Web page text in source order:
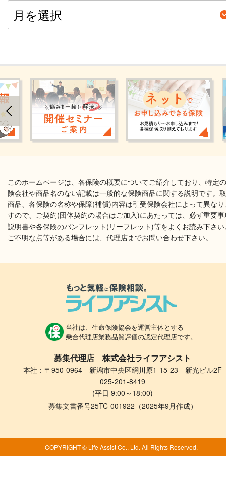
このホームページは、各保険の概要についてご紹介しており、特定
険会社や商品名のない記載は一般的な保険商品に関する説明です。
商品、各保険の名称や保障(補償)内容は引受保険会社によって異な
すので、ご契約(団体契約の場合はご加入)にあたっては、必ず重要
説明書や各保険のパンフレット(リーフレット)等をよくお読み下さ
ご不明な点等がある場合には、代理店までお問い合わせ下さい。
当社は、生命保険協会を運営主体とする
乗合代理店業務品質評価の認定代理店です。
募集代理店 株式会社ライフアシスト
本社：〒950-0964 新潟市中央区網川原1-15-23 新光ビル2F
025-201-8419
(平日 9:00～18:00)
募集文書番号25TC-001922（2025年9月作成）
COPYRIGHT © Life Assist Co., Ltd. All Rights Reserved.